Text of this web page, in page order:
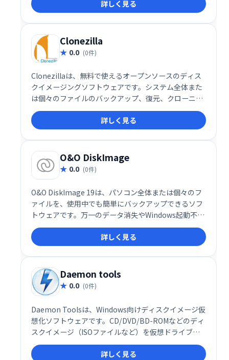
プソリューションを提供し、物理サーバーと仮想サー
バーの両方で利用可能です。中央管理による一元管理
で、多様なITインフラストラクチャを効率的に保護し
ます。
詳しく見る
Clonezilla
0.0 (0件)
Clonezillaは、無料で使えるオープンソースのディス
クイメージングソフトウェアです。システム全体また
は個々のファイルのバックアップ、復元、クローニン
グを簡単に行えます。マルチキャスト機能により、多
数のPCへの効率的な展開も可能です。異なるディスク
サイズへのクローン作成やブートローダー修復にも対
応し、データ損失リスクの軽減とシステム移行の容易
化を実現します。
詳しく見る
O&O DiskImage
0.0 (0件)
O&O DiskImage 19は、パソコン全体または個々のフ
ァイルを、使用中でも簡単にバックアップできるソフ
トウェアです。万一のデータ消失やWindows起動不能
時にも、数クリックで迅速に復元できます。SSDドラ
イブや最新のUEFIシステムにも対応し、大切なデータ
を確実に守ります。個人データの損失リスクを軽減
し、安心のコンピュータ環境を実現します。
詳しく見る
Daemon tools
0.0 (0件)
Daemon Toolsは、Windows向けディスクイメージ仮
想化ソフトウェアです。CD/DVD/BD-ROMなどのディ
スクイメージ（ISOファイルなど）を仮想ドライブと
してマウントし、物理メディアなしでデータにアクセ
スできます。ゲームやソフトウェアのインストール、
詳しく見る